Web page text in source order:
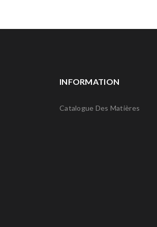
INFORMATION
Catalogue Des Matières